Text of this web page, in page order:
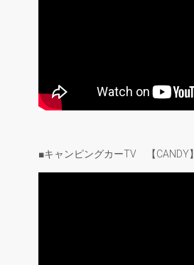
■キャンピングカーTV 【CANDY】